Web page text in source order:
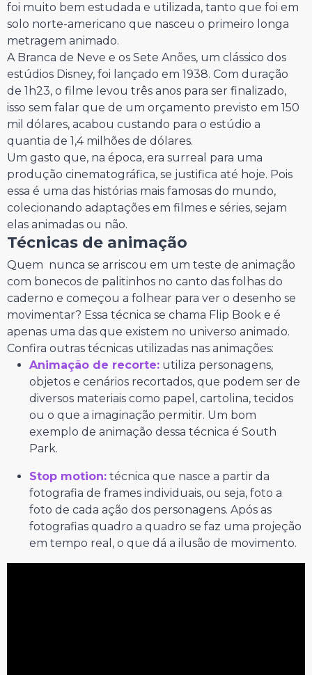
foi muito bem estudada e utilizada, tanto que foi em
solo norte-americano que nasceu o primeiro longa
metragem animado.
A Branca de Neve e os Sete Anões, um clássico dos
estúdios Disney, foi lançado em 1938. Com duração
de 1h23, o filme levou três anos para ser finalizado,
isso sem falar que de um orçamento previsto em 150
mil dólares, acabou custando para o estúdio a
quantia de 1,4 milhões de dólares.
Um gasto que, na época, era surreal para uma
produção cinematográfica, se justifica até hoje. Pois
essa é uma das histórias mais famosas do mundo,
colecionando adaptações em filmes e séries, sejam
elas animadas ou não.
Técnicas de animação
Quem nunca se arriscou em um teste de animação
com bonecos de palitinhos no canto das folhas do
caderno e começou a folhear para ver o desenho se
movimentar? Essa técnica se chama Flip Book e é
apenas uma das que existem no universo animado.
Confira outras técnicas utilizadas nas animações:
Animação de recorte: utiliza personagens,
objetos e cenários recortados, que podem ser de
diversos materiais como papel, cartolina, tecidos
ou o que a imaginação permitir. Um bom
exemplo de animação dessa técnica é South
Park.
Stop motion: técnica que nasce a partir da
fotografia de frames individuais, ou seja, foto a
foto de cada ação dos personagens. Após as
fotografias quadro a quadro se faz uma projeção
em tempo real, o que dá a ilusão de movimento.